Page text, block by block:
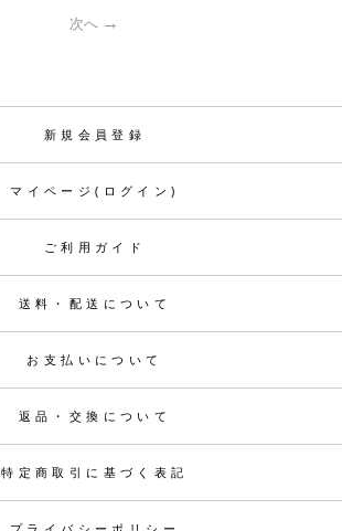
次へ
新規会員登録
マイページ(ログイン)
ご利用ガイド
送料・配送について
お支払いについて
返品・交換について
特定商取引に基づく表記